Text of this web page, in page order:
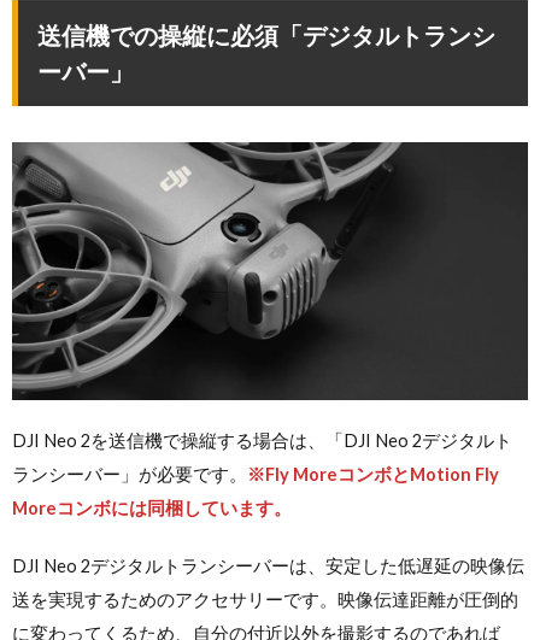
送信機での操縦に必須「デジタルトランシ
ーバー」
DJI Neo 2を送信機で操縦する場合は、「DJI Neo 2デジタルト
ランシーバー」が必要です。
※Fly MoreコンボとMotion Fly
Moreコンボには同梱しています。
DJI Neo 2デジタルトランシーバーは、安定した低遅延の映像伝
送を実現するためのアクセサリーです。映像伝達距離が圧倒的
に変わってくるため、自分の付近以外を撮影するのであれば